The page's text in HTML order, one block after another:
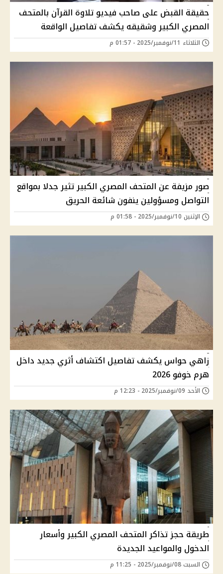
حقيقة القبض على صاحب فيديو تلاوة القرآن بالمتحف
المصري الكبير وشقيقه يكشف تفاصيل الواقعة
الثلاثاء 11/نوفمبر/2025 - 01:57 م
صور مزيفة عن المتحف المصري الكبير تثير جدلا بمواقع
التواصل ومسؤولين ينفون شائعة الحريق
الإثنين 10/نوفمبر/2025 - 01:58 م
زاهي حواس يكشف تفاصيل اكتشاف أثري جديد داخل
هرم خوفو 2026
الأحد 09/نوفمبر/2025 - 12:23 م
طريقة حجز تذاكر المتحف المصري الكبير وأسعار
الدخول والمواعيد الجديدة
السبت 08/نوفمبر/2025 - 11:25 م